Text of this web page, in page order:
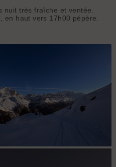
nuit très fraîche et ventée.
en haut vers 17h00 pépère.